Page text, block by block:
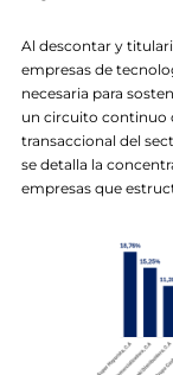
Al descontar y
empresas de
necesaria para
un circuito continuo
transaccional del
se detalla la
empresas que